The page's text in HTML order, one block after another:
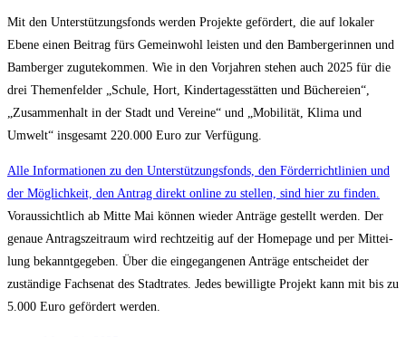
Mit den Unter­stüt­zungs­fonds wer­den Pro­jek­te geför­dert, die auf loka­ler
Ebe­ne einen Bei­trag fürs Gemein­wohl leis­ten und den Bam­ber­ge­rin­nen und
Bam­ber­ger zugu­te­kom­men. Wie in den Vor­jah­ren ste­hen auch 2025 für die
drei The­men­fel­der „Schu­le, Hort, Kin­der­ta­ges­stät­ten und Büche­rei­en“,
„Zusam­men­halt in der Stadt und Ver­ei­ne“ und „Mobi­li­tät, Kli­ma und
Umwelt“ ins­ge­samt 220.000 Euro zur Verfügung.
Alle Infor­ma­tio­nen zu den Unter­stüt­zungs­fonds, den För­der­richt­li­ni­en und
der Mög­lich­keit, den Antrag direkt online zu stel­len, sind hier zu fin­den.
Vor­aus­sicht­lich ab Mit­te Mai kön­nen wie­der Anträ­ge gestellt wer­den. Der
genaue Antrags­zeit­raum wird recht­zei­tig auf der Home­page und per Mit­tei­
lung bekannt­ge­ge­ben. Über die ein­ge­gan­ge­nen Anträ­ge ent­schei­det der
zustän­di­ge Fach­se­nat des Stadt­ra­tes. Jedes bewil­lig­te Pro­jekt kann mit bis zu
5.000 Euro geför­dert werden.